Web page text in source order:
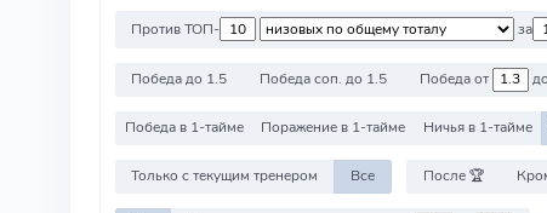
Против ТОП- за
Победа до 1.5 Победа соп. до 1.5 Победа от до
Победа в 1-тайме Поражение в 1-тайме Ничья в 1-тайме
Только с текущим тренером Все После 🏆